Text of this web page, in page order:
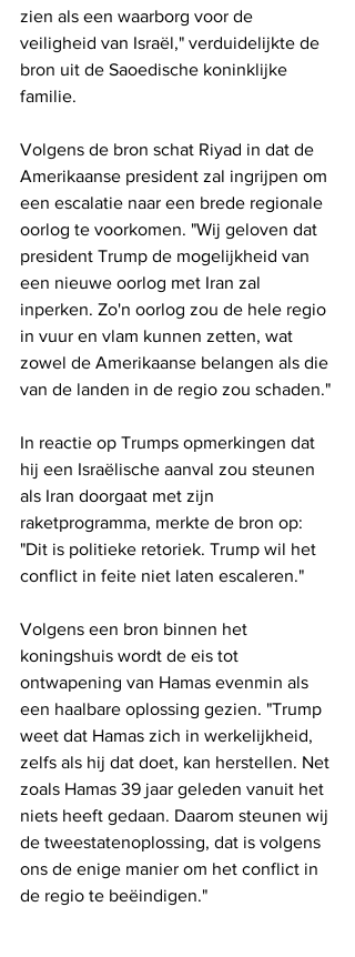
zien als een waarborg voor de
veiligheid van Israël," verduidelijkte de
bron uit de Saoedische koninklijke
familie.
Volgens de bron schat Riyad in dat de
Amerikaanse president zal ingrijpen om
een ​​escalatie naar een brede regionale
oorlog te voorkomen. "Wij geloven dat
president Trump de mogelijkheid van
een nieuwe oorlog met Iran zal
inperken. Zo'n oorlog zou de hele regio
in vuur en vlam kunnen zetten, wat
zowel de Amerikaanse belangen als die
van de landen in de regio zou schaden."
In reactie op Trumps opmerkingen dat
hij een Israëlische aanval zou steunen
als Iran doorgaat met zijn
raketprogramma, merkte de bron op:
"Dit is politieke retoriek. Trump wil het
conflict in feite niet laten escaleren."
Volgens een bron binnen het
koningshuis wordt de eis tot
ontwapening van Hamas evenmin als
een haalbare oplossing gezien. "Trump
weet dat Hamas zich in werkelijkheid,
zelfs als hij dat doet, kan herstellen. Net
zoals Hamas 39 jaar geleden vanuit het
niets heeft gedaan. Daarom steunen wij
de tweestatenoplossing, dat is volgens
ons de enige manier om het conflict in
de regio te beëindigen."